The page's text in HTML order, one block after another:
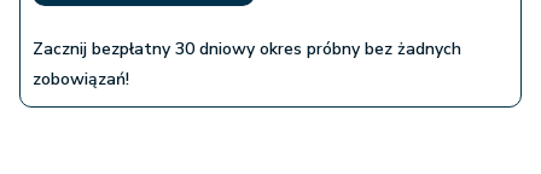
Zacznij bezpłatny 30 dniowy okres próbny bez żadnych
zobowiązań!